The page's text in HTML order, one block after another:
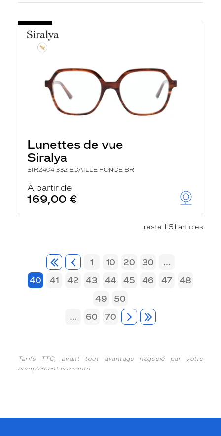
Lunettes de vue
Siralya
SIR2404 332 ECAILLE FONCE BR
À partir de
169,00 €
reste 1151 articles
1 10 20 30
...
40
41 42 43 44 45 46 47
48
49
50
...
60 70
Tarifs TTC, avant tout avantage négocié par votre
complémentaire santé